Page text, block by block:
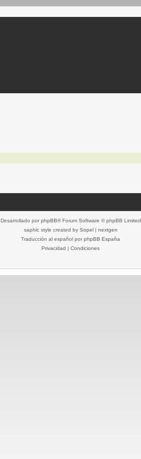
Desarrollado por phpBB® Forum Software © phpBB Limited
saphic style created by Sopel| nextgen
Traducción al español por phpBB España
Privacidad | Condiciones